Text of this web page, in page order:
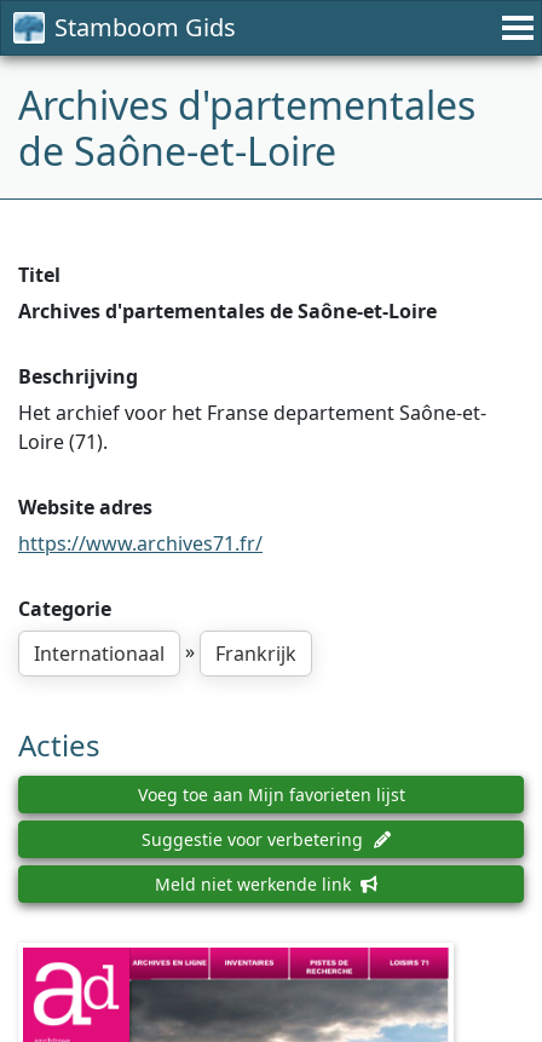
Stamboom Gids
Archives d'partementales
de Saône-et-Loire
Titel
Archives d'partementales de Saône-et-Loire
Beschrijving
Het archief voor het Franse departement Saône-et-
Loire (71).
Website adres
https://www.archives71.fr/
Categorie
Internationaal
» Frankrijk
Acties
Voeg toe aan Mijn favorieten lijst
Suggestie voor verbetering
Meld niet werkende link